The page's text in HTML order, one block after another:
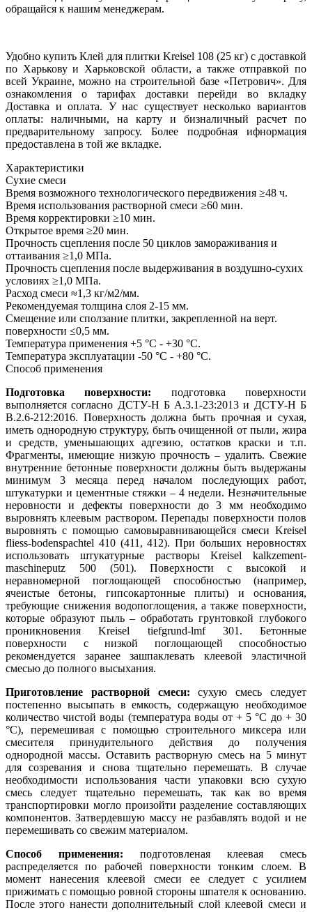
обращайся к нашим менеджерам.
Удобно купить Клей для плитки Kreisel 108 (25 кг) с доставкой
по Харькову и Харьковской области, а также отправкой по
всей Украине, можно на строительной базе «Петрович». Для
ознакомления о тарифах доставки перейди во вкладку
Доставка и оплата. У нас существует несколько вариантов
оплаты: наличными, на карту и бизналичный расчет по
предварительному запросу. Более подробная ифнормация
предоставлена в той же вкладке.
Характеристики
Сухие смеси
Время возможного технологического передвижения ≥48 ч.
Время использования растворной смеси ≥60 мин.
Время корректировки ≥10 мин.
Открытое время ≥20 мин.
Прочность сцепления после 50 циклов замораживания и
оттаивания ≥1,0 МПа.
Прочность сцепления после выдерживания в воздушно-сухих
условиях ≥1,0 МПа.
Расход смеси ≈1,3 кг/м2/мм.
Рекомендуемая толщина слоя 2-15 мм.
Смещение или сползание плитки, закрепленной на верт.
поверхности ≤0,5 мм.
Температура применения +5 °С - +30 °С.
Температура эксплуатации -50 °С - +80 °С.
Способ применения
Подготовка поверхности: подготовка поверхности
выполняется согласно ДСТУ-Н Б А.3.1-23:2013 и ДСТУ-Н Б
В.2.6-212:2016. Поверхность должна быть прочная и сухая,
иметь однородную структуру, быть очищенной от пыли, жира
и средств, уменьшающих адгезию, остатков краски и т.п.
Фрагменты, имеющие низкую прочность – удалить. Свежие
внутренние бетонные поверхности должны быть выдержаны
минимум 3 месяца перед началом последующих работ,
штукатурки и цементные стяжки – 4 недели. Незначительные
неровности и дефекты поверхности до 3 мм необходимо
выровнять клеевым раствором. Перепады поверхности полов
выровнять с помощью самовыравнивающейся смеси Kreisel
fliess-bodenspachtel 410 (411, 412). При больших неровностях
использовать штукатурные растворы Kreisel kalkzement-
maschineputz 500 (501). Поверхности с высокой и
неравномерной поглощающей способностью (например,
ячеистые бетоны, гипсокартонные плиты) и основания,
требующие снижения водопоглощения, а также поверхности,
которые образуют пыль – обработать грунтовкой глубокого
проникновения Kreisel tiefgrund-lmf 301. Бетонные
поверхности с низкой поглощающей способностью
рекомендуется заранее зашпаклевать клеевой эластичной
смесью до полного высыхания.
Приготовление растворной смеси: сухую смесь следует
постепенно высыпать в емкость, содержащую необходимое
количество чистой воды (температура воды от + 5 °С до + 30
°С), перемешивая с помощью строительного миксера или
смесителя принудительного действия до получения
однородной массы. Оставить растворную смесь на 5 минут
для созревания и снова тщательно перемешать. В случае
необходимости использования части упаковки всю сухую
смесь следует тщательно перемешать, так как во время
транспортировки могло произойти разделение составляющих
компонентов. Затвердевшую массу не разбавлять водой и не
перемешивать со свежим материалом.
Способ применения: подготовленая ​​клеевая смесь
распределяется по рабочей поверхности тонким слоем. В
момент нанесения клеевой смеси ее следует с усилием
прижимать с помощью ровной стороны шпателя к основанию.
После этого нанести дополнительный слой клеевой смеси и